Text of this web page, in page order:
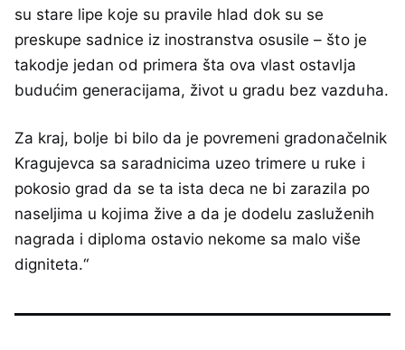
su stare lipe koje su pravile hlad dok su se
preskupe sadnice iz inostranstva osusile – što je
takodje jedan od primera šta ova vlast ostavlja
budućim generacijama, život u gradu bez vazduha.
Za kraj, bolje bi bilo da je povremeni gradonačelnik
Kragujevca sa saradnicima uzeo trimere u ruke i
pokosio grad da se ta ista deca ne bi zarazila po
naseljima u kojima žive a da je dodelu zasluženih
nagrada i diploma ostavio nekome sa malo više
digniteta.“